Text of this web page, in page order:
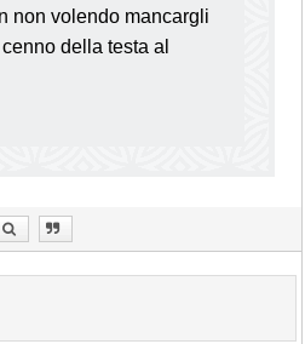
non volendo mancargli
della testa al